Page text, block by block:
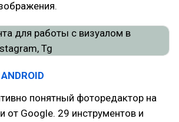
ANDROID
понятный фоторедактор на
от Google. 29 инструментов и